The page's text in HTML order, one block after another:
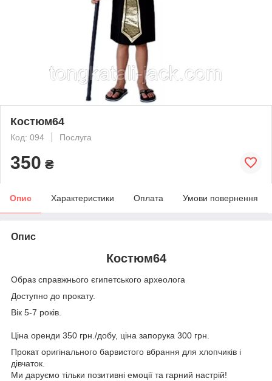
Костюм64
Код: 094 Послуга
350 ₴
Опис Характеристики Оплата Умови повернення
Опис
Костюм64
Образ справжнього єгипетського археолога
Доступно до прокату.
Вік 5-7 років.
Ціна оренди 350 грн./добу, ціна запорука 300 грн.
Прокат оригінального барвистого вбрання для хлопчиків і
дівчаток.
Ми даруємо тільки позитивні емоції та гарний настрій!